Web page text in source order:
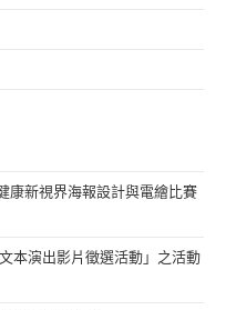
康新視界海報設計與電繪比賽
本演出影片徵選活動」之活動